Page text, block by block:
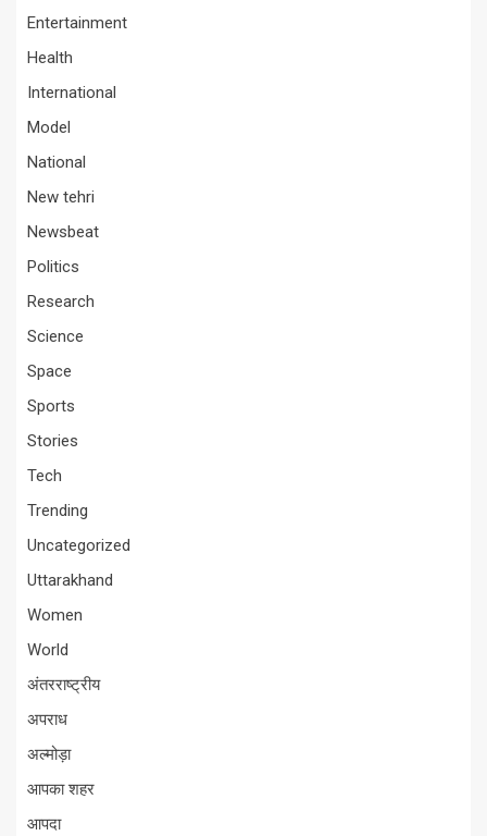
Entertainment
Health
International
Model
National
New tehri
Newsbeat
Politics
Research
Science
Space
Sports
Stories
Tech
Trending
Uncategorized
Uttarakhand
Women
World
अंतरराष्ट्रीय
अपराध
अल्मोड़ा
आपका शहर
आपदा